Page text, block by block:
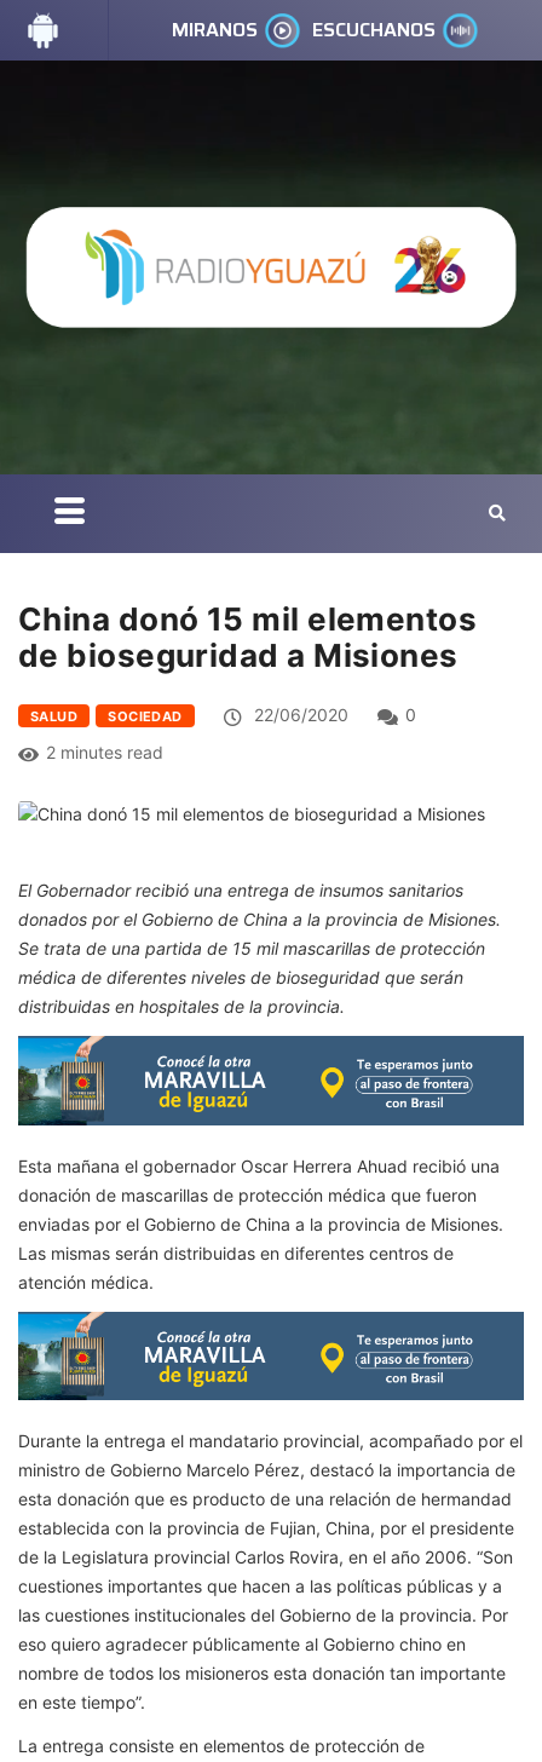
MIRANOS ESCUCHANOS
China donó 15 mil elementos
de bioseguridad a Misiones
SALUD SOCIEDAD 22/06/2020
0
2 minutes read
El Gobernador recibió una entrega de insumos sanitarios
donados por el Gobierno de China a la provincia de Misiones.
Se trata de una partida de 15 mil mascarillas de protección
médica de diferentes niveles de bioseguridad que serán
distribuidas en hospitales de la provincia.
Esta mañana el gobernador Oscar Herrera Ahuad recibió una
donación de mascarillas de protección médica que fueron
enviadas por el Gobierno de China a la provincia de Misiones.
Las mismas serán distribuidas en diferentes centros de
atención médica.
Durante la entrega el mandatario provincial, acompañado por el
ministro de Gobierno Marcelo Pérez, destacó la importancia de
esta donación que es producto de una relación de hermandad
establecida con la provincia de Fujian, China, por el presidente
de la Legislatura provincial Carlos Rovira, en el año 2006. “Son
cuestiones importantes que hacen a las políticas públicas y a
las cuestiones institucionales del Gobierno de la provincia. Por
eso quiero agradecer públicamente al Gobierno chino en
nombre de todos los misioneros esta donación tan importante
en este tiempo”.
La entrega consiste en elementos de protección de